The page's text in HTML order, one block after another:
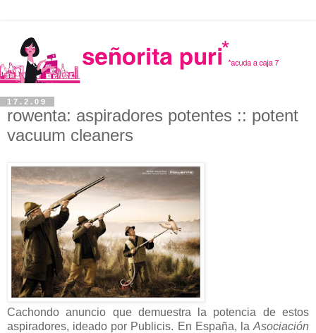
17.2.09
rowenta: aspiradores potentes :: potent
vacuum cleaners
Cachondo anuncio que demuestra la potencia de estos
aspiradores, ideado por Publicis. En España, la Asociación